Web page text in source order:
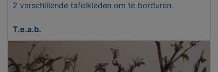
2 verschillende tafelkleden om te borduren.
T.e.a.b.